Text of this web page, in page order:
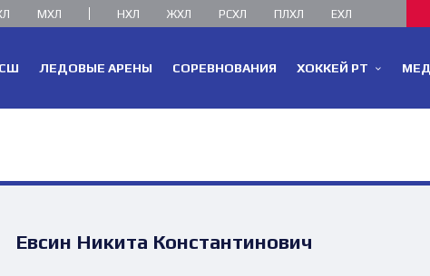
МХЛ НХЛ ЖХЛ РСХЛ ПЛХЛ ЕХЛ
ЛЕДОВЫЕ АРЕНЫ СОРЕВНОВАНИЯ ХОККЕЙ РТ
Евсин Никита Константинович